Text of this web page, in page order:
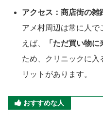
アクセス：商店街の雑
アメ村周辺は常に人で
えば、
「ただ買い物
ため、クリニックに入
リットがあります。
おすすめな人